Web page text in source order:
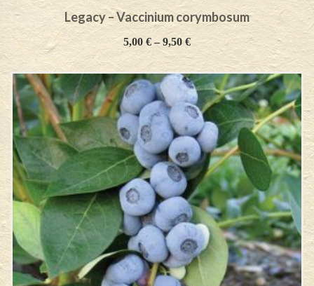
Legacy – Vaccinium corymbosum
5,00 €–9,50€